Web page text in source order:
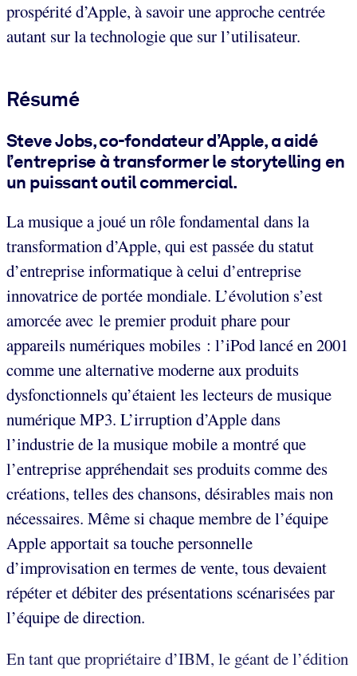
prospérité d’Apple, à savoir une approche centrée
autant sur la technologie que sur l’utilisateur.
Résumé
Steve Jobs, co-fondateur d’Apple, a aidé
l’entreprise à transformer le storytelling en
un puissant outil commercial.
La musique a joué un rôle fondamental dans la
transformation d’Apple, qui est passée du statut
d’entreprise informatique à celui d’entreprise
innovatrice de portée mondiale. L’évolution s’est
amorcée avec le premier produit phare pour
appareils numériques mobiles : l’iPod lancé en 2001
comme une alternative moderne aux produits
dysfonctionnels qu’étaient les lecteurs de musique
numérique MP3. L’irruption d’Apple dans
l’industrie de la musique mobile a montré que
l’entreprise appréhendait ses produits comme des
créations, telles des chansons, désirables mais non
nécessaires. Même si chaque membre de l’équipe
Apple apportait sa touche personnelle
d’improvisation en termes de vente, tous devaient
répéter et débiter des présentations scénarisées par
l’équipe de direction.
En tant que propriétaire d’IBM, le géant de l’édition